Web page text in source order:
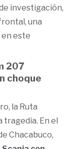
investigación,
una
en este
207
choque
la Ruta
tragedia. En el
Chacabuco,